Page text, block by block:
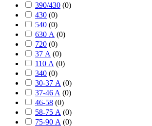
390/430 (0)
430 (0)
540 (0)
630 А (0)
720 (0)
37 А (0)
110 А (0)
340 (0)
30-37 А (0)
37-46 A (0)
46-58 (0)
58-75 А (0)
75-90 А (0)